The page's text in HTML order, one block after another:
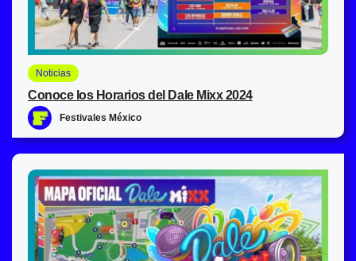
Noticias
Conoce los Horarios del Dale Mixx 2024
Festivales México